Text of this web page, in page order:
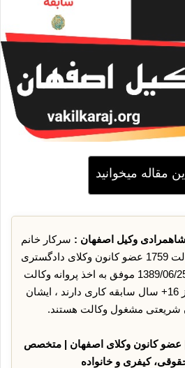
مقاله میخوانید
وکیل اصفهان : سرکار خانم
وکیل به شماره پروانه وکالت 1759 عضو کانون وکلای دادگستری
استان اصفهان در تاریخ 1389/06/25 موفق به اخذ پروانه وکالت
شدند و هم اکنون بیش از 16+ سال سابقه کاری دارند ، ایشان
شریعتی مشغول وکالت هستند.
| عضو کانون وکلای اصفهان | متخصص
کیفری و خانواده